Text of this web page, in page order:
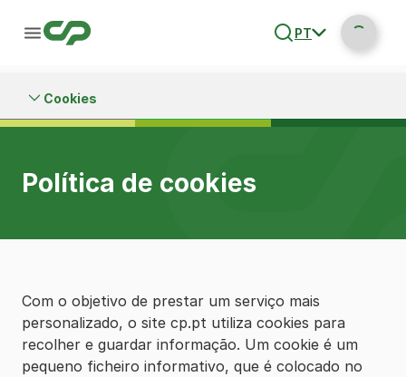
PT
Cookies
Política de cookies
Com o objetivo de prestar um serviço mais
personalizado, o site cp.pt utiliza cookies para
recolher e guardar informação. Um cookie é um
pequeno ficheiro informativo, que é colocado no